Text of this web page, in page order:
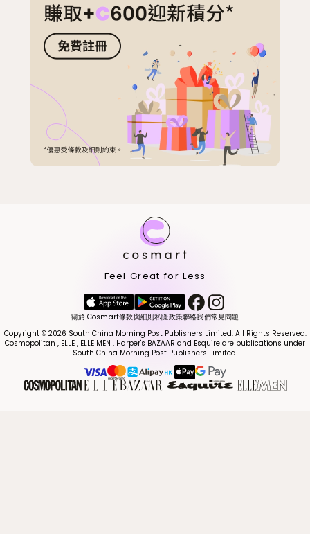
Feel Great for Less
關於 Cosmart條款與細則私隱政策聯絡我們常見問題
Copyright © 2026 South China Morning Post Publishers Limited. All Rights Reserved.
Cosmopolitan , ELLE , ELLE MEN , Harper's BAZAAR and Esquire are publications under
South China Morning Post Publishers Limited.